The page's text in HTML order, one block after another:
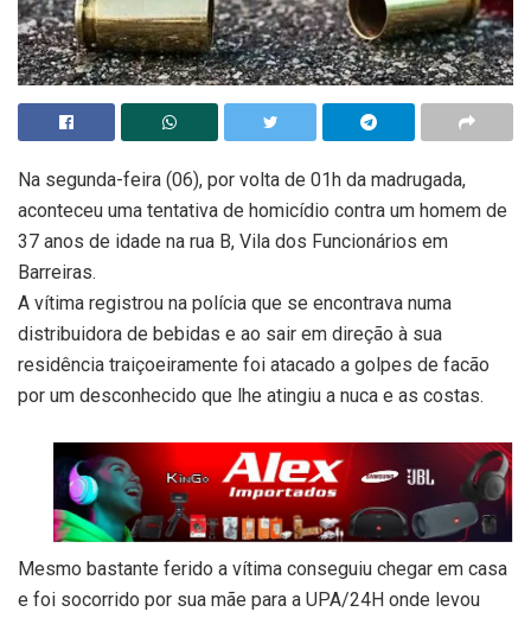
Na segunda-feira (06), por volta de 01h da madrugada,
aconteceu uma tentativa de homicídio contra um homem de
37 anos de idade na rua B, Vila dos Funcionários em
Barreiras.
A vítima registrou na polícia que se encontrava numa
distribuidora de bebidas e ao sair em direção à sua
residência traiçoeiramente foi atacado a golpes de facão
por um desconhecido que lhe atingiu a nuca e as costas.
Mesmo bastante ferido a vítima conseguiu chegar em casa
e foi socorrido por sua mãe para a UPA/24H onde levou